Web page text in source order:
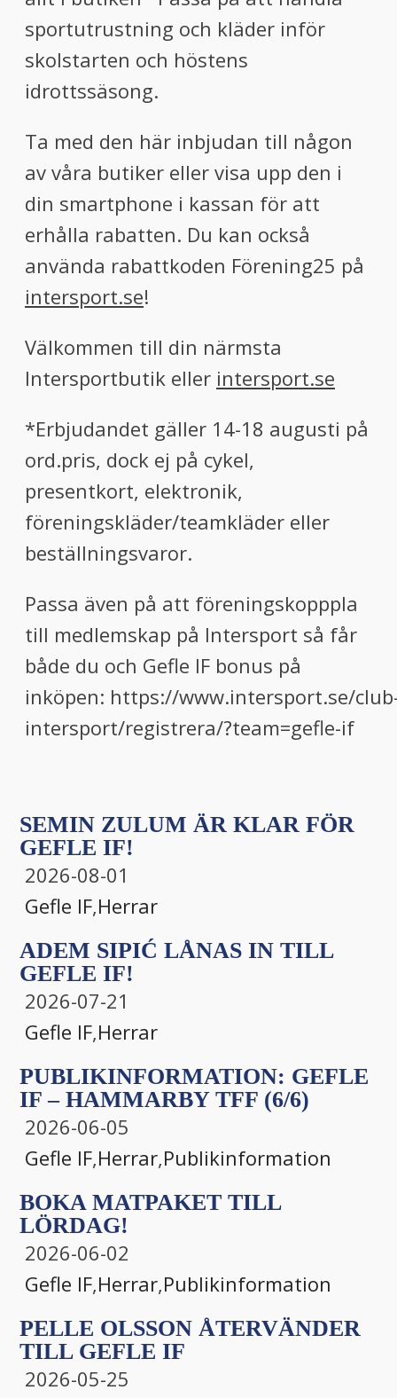
sportutrustning och kläder inför
skolstarten och höstens
idrottssäsong.
Ta med den här inbjudan till någon
av våra butiker eller visa upp den i
din smartphone i kassan för att
erhålla rabatten. Du kan också
använda rabattkoden Förening25 på
intersport.se!
Välkommen till din närmsta
Intersportbutik eller intersport.se
*Erbjudandet gäller 14-18 augusti på
ord.pris, dock ej på cykel,
presentkort, elektronik,
föreningskläder/teamkläder eller
beställningsvaror.
Passa även på att föreningskopppla
till medlemskap på Intersport så får
både du och Gefle IF bonus på
inköpen: https://www.intersport.se/
intersport/registrera/?team=gefle-if
SEMIN ZULUM ÄR KLAR FÖR
GEFLE IF!
2026-08-01
Gefle IF,Herrar
ADEM SIPIĆ LÅNAS IN TILL
GEFLE IF!
2026-07-21
Gefle IF,Herrar
PUBLIKINFORMATION: GEFLE
IF – HAMMARBY TFF (6/6)
2026-06-05
Gefle IF,Herrar,Publikinformation
BOKA MATPAKET TILL
LÖRDAG!
2026-06-02
Gefle IF,Herrar,Publikinformation
PELLE OLSSON ÅTERVÄNDER
TILL GEFLE IF
2026-05-25